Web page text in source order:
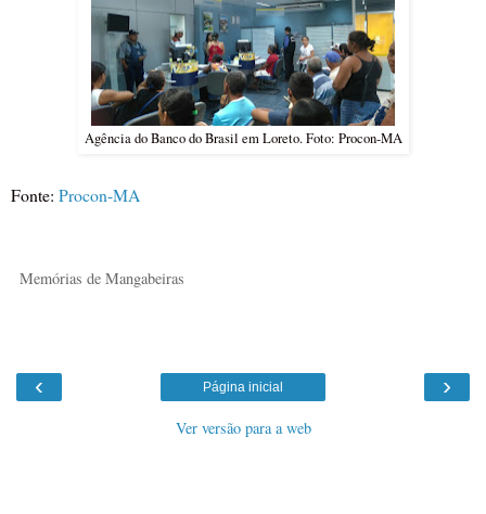
Agência do Banco do Brasil em Loreto. Foto: Procon-MA
Fonte: Procon-MA
Memórias de Mangabeiras
‹ ›
Página inicial
Ver versão para a web